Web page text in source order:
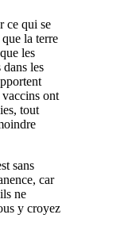
ce qui se
la terre
les
dans les
ont
tout
sans
car
ne
y croyez